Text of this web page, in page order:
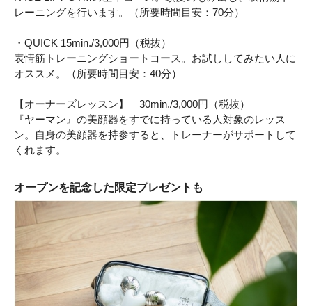
レーニングを行います。（所要時間目安：70分）
・QUICK 15min./3,000円（税抜）
表情筋トレーニングショートコース。お試ししてみたい人に
オススメ。（所要時間目安：40分）
【オーナーズレッスン】 30min./3,000円（税抜）
『ヤーマン』の美顔器をすでに持っている人対象のレッス
ン。自身の美顔器を持参すると、トレーナーがサポートして
くれます。
オープンを記念した限定プレゼントも